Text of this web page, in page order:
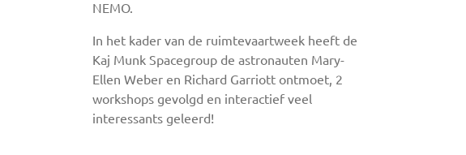
NEMO.
In het kader van de ruimtevaartweek heeft de
Kaj Munk Spacegroup de astronauten Mary-
Ellen Weber en Richard Garriott ontmoet, 2
workshops gevolgd en interactief veel
interessants geleerd!